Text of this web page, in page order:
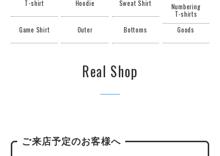
T-shirt Hoodie Sweat Shirt Numbering
T-shirts
Game Shirt
Outer Bottoms Goods
Real Shop
ご来店予定のお客様へ